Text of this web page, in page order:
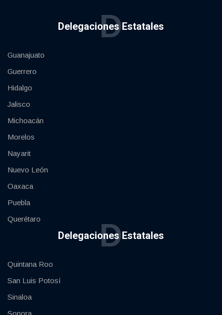
Delegaciones Estatales
D
Guanajuato
Guerrero
Hidalgo
Jalisco
Michoacán
Morelos
Nayarit
Nuevo León
Oaxaca
Puebla
Querétaro
Delegaciones Estatales
D
Quintana Roo
San Luis Potosí
Sinaloa
Sonora